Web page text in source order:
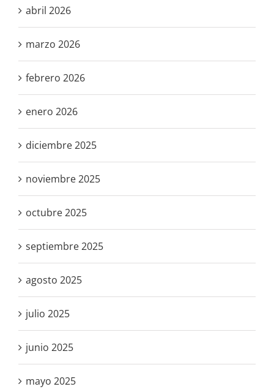
abril 2026
marzo 2026
febrero 2026
enero 2026
diciembre 2025
noviembre 2025
octubre 2025
septiembre 2025
agosto 2025
julio 2025
junio 2025
mayo 2025